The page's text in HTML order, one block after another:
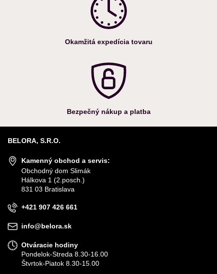
Okamžitá expedícia tovaru
Bezpečný nákup a platba
BELORA, S.R.O.
Kamenný obchod a servis:
Obchodný dom Slimák
Hálkova 1 (2.posch.)
831 03 Bratislava
+421 907 426 661
info@belora.sk
Otváracie hodiny
Pondelok-Streda 8.30-16.00
Štvrtok-Piatok 8.30-15.00